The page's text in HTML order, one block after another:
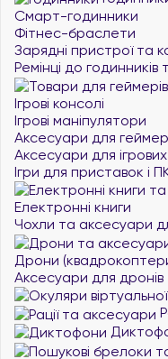
Смарт-годинники
Фітнес-браслети
Зарядні пристрої та
Ремінці до годинників
Ігрові консолі
Ігрові маніпулятори
Аксесуари для
Аксесуари для
Ігри для приставок і
Електронні книги
Чохли та аксесуари
Дрони
Аксесуари для дронів